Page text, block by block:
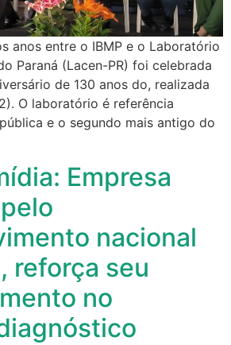
anos entre o IBMP e o Laboratório
Paraná (Lacen-PR) foi celebrada
de 130 anos do, realizada
O laboratório é referência
e o segundo mais antigo do
Empresa
nacional
reforça seu
no